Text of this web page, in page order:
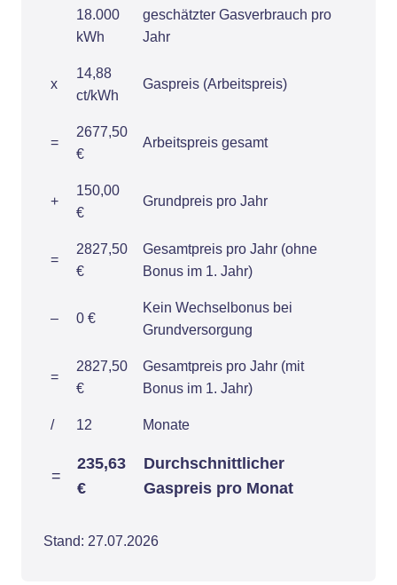
18.000
kWh
geschätzter Gasverbrauch pro
Jahr
x
14,88
ct/kWh
Gaspreis (Arbeitspreis)
=
2677,50
€
Arbeitspreis gesamt
+
150,00
€
Grundpreis pro Jahr
=
2827,50
€
Gesamtpreis pro Jahr (ohne
Bonus im 1. Jahr)
– 0 €
Kein Wechselbonus bei
Grundversorgung
=
2827,50
€
Gesamtpreis pro Jahr (mit
Bonus im 1. Jahr)
/ 12 Monate
=
235,63
€
Durchschnittlicher
Gaspreis pro Monat
Stand: 27.07.2026